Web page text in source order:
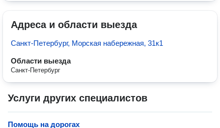
Адреса и области выезда
Санкт-Петербург, Морская набережная, 31к1
Области выезда
Санкт-Петербург
Услуги других специалистов
Помощь на дорогах